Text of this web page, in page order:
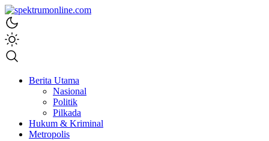
spektrumonline.com
Berita Utama
Nasional
Politik
Pilkada
Hukum & Kriminal
Metropolis